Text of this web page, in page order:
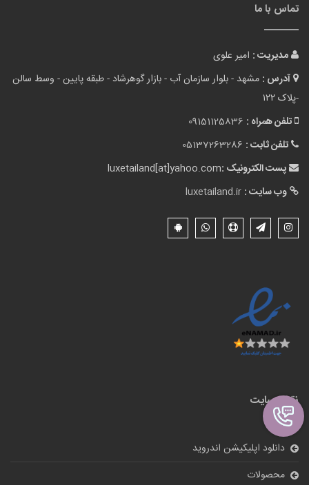
تماس با ما
مدیریت : امیر علوی
آدرس : مشهد - بلوار سازمان آب - بازار گوهرشاد - طبقه پایین - وسط سالن
-پلاک ۱۲۲
تلفن همراه : 09151125836
تلفن ثابت : 05137263286
پست الکترونیک :luxetailand[at]yahoo.com
وب سایت : luxetailand.ir
نقشه سایت
دانلود اپلیکیشن اندروید
محصولات